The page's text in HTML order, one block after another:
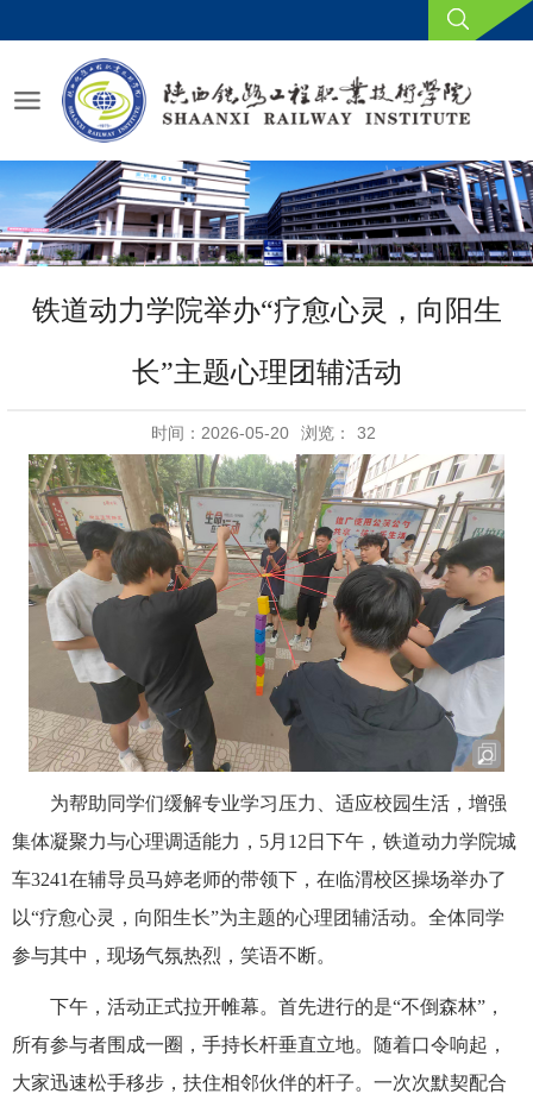
铁道动力学院举办“疗愈心灵，向阳生
长”主题心理团辅活动
时间：2026-05-20 浏览： 32
为帮助同学们缓解专业学习压力、适应校园生活，增强
集体凝聚力与心理调适能力，5月12日下午，铁道动力学院城
车3241在辅导员马婷老师的带领下，在临渭校区操场举办了
以“疗愈心灵，向阳生长”为主题的心理团辅活动。全体同学
参与其中，现场气氛热烈，笑语不断。
下午，活动正式拉开帷幕。首先进行的是“不倒森林”，
所有参与者围成一圈，手持长杆垂直立地。随着口令响起，
大家迅速松手移步，扶住相邻伙伴的杆子。一次次默契配合